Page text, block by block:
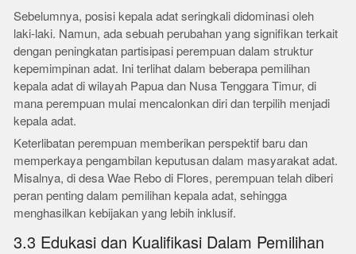
Sebelumnya, posisi kepala adat seringkali didominasi oleh
laki-laki. Namun, ada sebuah perubahan yang signifikan terkait
dengan peningkatan partisipasi perempuan dalam struktur
kepemimpinan adat. Ini terlihat dalam beberapa pemilihan
kepala adat di wilayah Papua dan Nusa Tenggara Timur, di
mana perempuan mulai mencalonkan diri dan terpilih menjadi
kepala adat.
Keterlibatan perempuan memberikan perspektif baru dan
memperkaya pengambilan keputusan dalam masyarakat adat.
Misalnya, di desa Wae Rebo di Flores, perempuan telah diberi
peran penting dalam pemilihan kepala adat, sehingga
menghasilkan kebijakan yang lebih inklusif.
3.3 Edukasi dan Kualifikasi Dalam Pemilihan